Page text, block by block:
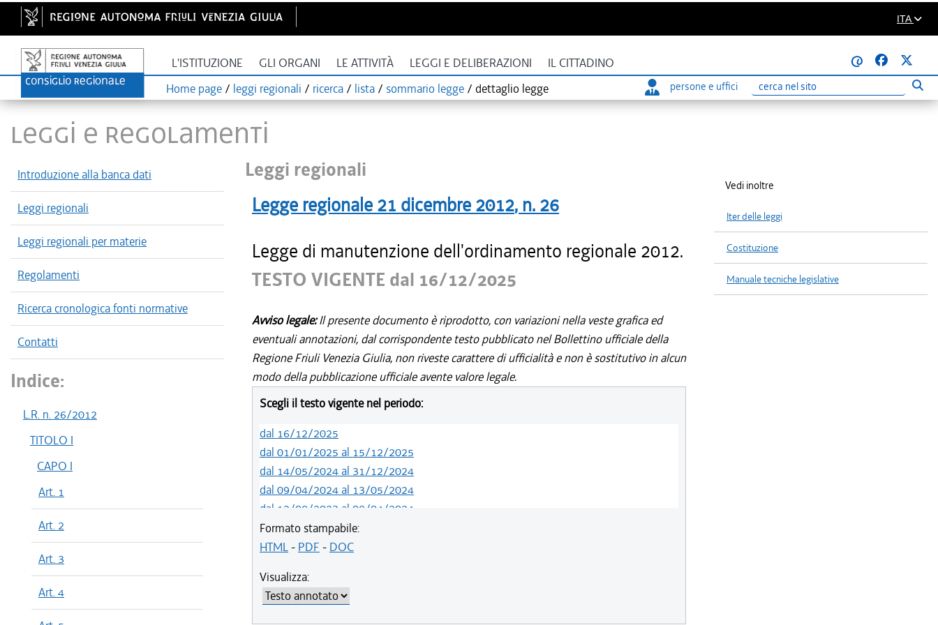
ITA
L'ISTITUZIONE GLI ORGANI LE ATTIVITÀ LEGGI E DELIBERAZIONI IL CITTADINO
@
Home page / leggi regionali / ricerca / lista / sommario legge / dettaglio legge persone e uffici
Ricerca
LEGGI E REGOLAMENTI
Introduzione alla banca dati
Leggi regionali
Leggi regionali per materie
Regolamenti
Ricerca cronologica fonti normative
Contatti
Indice:
L.R. n. 26/2012
TITOLO I
CAPO I
Art. 1
Art. 2
Art. 3
Art. 4
Leggi regionali
Legge regionale 21 dicembre 2012, n. 26
Legge di manutenzione dell'ordinamento regionale 2012.
TESTO VIGENTE dal 16/12/2025
Avviso legale:Il presente documento è riprodotto, con variazioni nella veste grafica ed
eventuali annotazioni, dal corrispondente testo pubblicato nel Bollettino ufficiale della
Regione Friuli Venezia Giulia, non riveste carattere di ufficialità e non è sostitutivo in alcun
modo della pubblicazione ufficiale avente valore legale.
Scegli il testo vigente nel periodo:
dal 16/12/2025
dal 01/01/2025 al 15/12/2025
dal 14/05/2024 al 31/12/2024
dal 09/04/2024 al 13/05/2024
dal 12/08/2023 al 08/04/2024
dal 01/01/2022 al 11/08/2023
dal 16/12/2021 al 31/12/2021
dal 18/06/2021 al 01/12/2021
dal 20/05/2021 al 17/06/2021
dal 01/01/2020 al 19/05/2021
Formato stampabile:
HTML- PDF - DOC
Visualizza:
Vedi inoltre
Iter delle leggi
Costituzione
Manuale tecniche legislative